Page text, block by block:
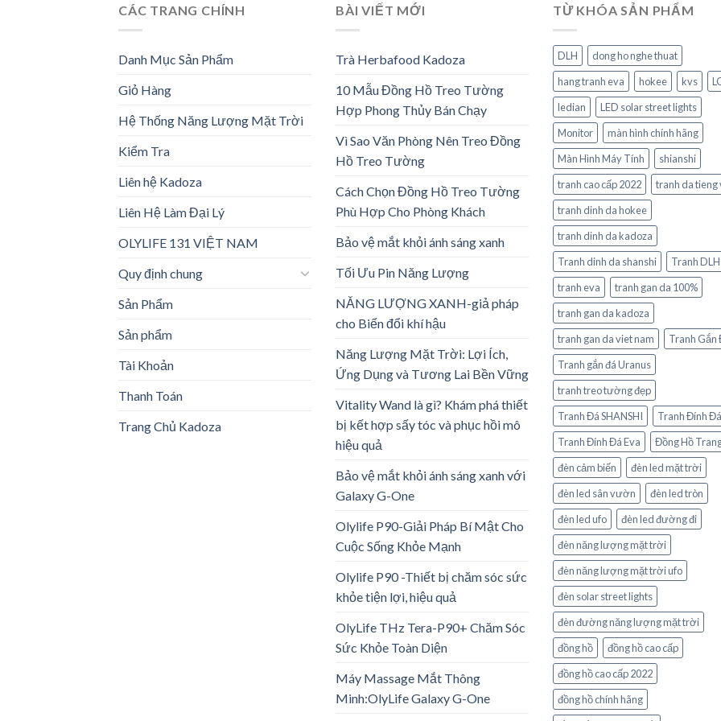
CÁC TRANG CHÍNH
Danh Mục Sản Phẩm
Giỏ Hàng
Hệ Thống Năng Lượng Mặt Trời
Kiểm Tra
Liên hệ Kadoza
Liên Hệ Làm Đại Lý
OLYLIFE 131 VIỆT NAM
Quy định chung
Sản Phẩm
Sản phẩm
Tài Khoản
Thanh Toán
Trang Chủ Kadoza
BÀI VIẾT MỚI
Trà Herbafood Kadoza
10 Mẫu Đồng Hồ Treo Tường
Hợp Phong Thủy Bán Chạy
Vì Sao Văn Phòng Nên Treo Đồng
Hồ Treo Tường
Cách Chọn Đồng Hồ Treo Tường
Phù Hợp Cho Phòng Khách
Bảo vệ mắt khỏi ánh sáng xanh
Tối Ưu Pin Năng Lượng
NĂNG LƯỢNG XANH-giả pháp
cho Biến đổi khí hậu
Năng Lượng Mặt Trời: Lợi Ích,
Ứng Dụng và Tương Lai Bền Vững
Vitality Wand là gì? Khám phá thiết
bị kết hợp sấy tóc và phục hồi mô
hiệu quả
Bảo vệ mắt khỏi ánh sáng xanh với
Galaxy G-One
Olylife P90-Giải Pháp Bí Mật Cho
Cuộc Sống Khỏe Mạnh
Olylife P90 -Thiết bị chăm sóc sức
khỏe tiện lợi, hiệu quả
OlyLife THz Tera-P90+ Chăm Sóc
Sức Khỏe Toàn Diện
Máy Massage Mắt Thông
Minh:OlyLife Galaxy G-One
TỪ KHÓA SẢN PHẨM
DLH
dong ho nghe thuat
hang tranh eva
hokee kvs
ledian
LED solar street lights
Monitor
màn hình chính hãng
Màn Hình Máy Tính
shianshi
tranh cao cấp 2022
tranh da tieng
tranh dinh da hokee
tranh dinh da kadoza
Tranh dinh da shanshi
Tranh DLH
tranh eva
tranh gan da 100%
tranh gan da kadoza
tranh gan da viet nam
Tranh Gắn
Tranh gắn đá Uranus
tranh treo tường đẹp
Tranh Đá SHANSHI
Tranh Đính Đá
Tranh Đính Đá Eva
Đồng Hồ
đèn cảm biến
đèn led mặt trời
đèn led sân vườn
đèn led tròn
đèn led ufo
đèn led đường đi
đèn năng lượng mặt trời
đèn năng lượng mặt trời ufo
đèn solar street lights
đèn đường năng lượng mặt trời
đồng hồ
đồng hồ cao cấp
đồng hồ cao cấp 2022
đồng hồ chính hãng